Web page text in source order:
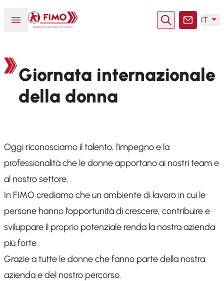
Aprire o chiudere il menu
Torna alla pagina iniziale
RicercaContatto
IT
Giornata internazionale
della donna
Oggi riconosciamo il talento, l'impegno e la
professionalità che le donne apportano ai nostri team e
al nostro settore.
In FIMO crediamo che un ambiente di lavoro in cui le
persone hanno l'opportunità di crescere, contribuire e
sviluppare il proprio potenziale renda la nostra azienda
più forte.
Grazie a tutte le donne che fanno parte della nostra
azienda e del nostro percorso.